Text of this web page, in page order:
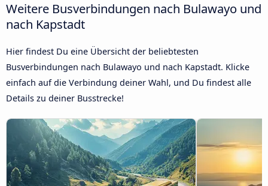
Weitere Busverbindungen nach Bulawayo und
nach Kapstadt
Hier findest Du eine Übersicht der beliebtesten
Busverbindungen nach Bulawayo und nach Kapstadt. Klicke
einfach auf die Verbindung deiner Wahl, und Du findest alle
Details zu deiner Busstrecke!